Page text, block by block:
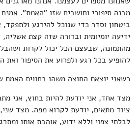
מבנה סיפורי וחושבים שזו "האמת".
ביטחון וסדר כדי שנוכל להירגע
ידיעה יומיומית וברורה שזה קצת
מהתמונה, שבעצם הכל יכול לקרות
להופיע בכל רגע ולפרוע את הסיפור ואת
כשאני יוצאת החוצה משהו בחווית האמת
מצד אחד, אני יודעת להיות בחוץ, אני
ציוד מתאים, יודעת לקרוא מפה. מצד
לבלתי צפוי וללא ידוע, אוהבת אותו